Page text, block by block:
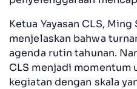
Ketua Yayasan CLS,
menjelaskan bahwa
agenda rutin tahunan.
CLS menjadi momentum
kegiatan dengan skala